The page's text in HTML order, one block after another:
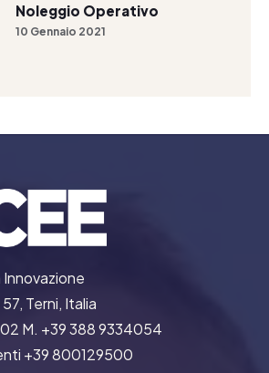
Noleggio Operativo
10 Gennaio 2021
Terni, Italia
M. +39 388 9334054
+39 800129500